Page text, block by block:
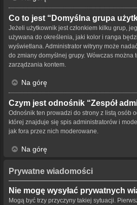
Co to jest “Domyślna grupa
Jeżeli użytkownik jest członkiem kilku grup,
używana do określenia, jaki kolor i ranga
wyświetlana. Administrator witryny może
do zmiany domyślnej grupy. Wówczas można
zarządzania kontem.
Na górę
Czym jest odnośnik “Zespół
Odnośnik ten prowadzi do strony z listą osób
której znajduje się spis administratorów i
jak fora przez nich moderowane.
Na górę
Prywatne wiadomości
Nie mogę wysyłać prywatnych
Mogą być trzy przyczyny takiej sytuacji.